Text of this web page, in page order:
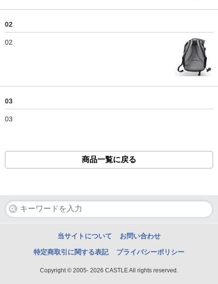
02
02
03
03
商品一覧に戻る
当サイトについて お問い合わせ
特定商取引に関する表記 プライバシーポリシー
Copyright © 2005- 2026 CASTLE All rights reserved.